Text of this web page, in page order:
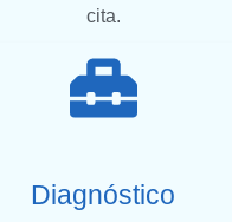
cita.
Diagnóstico